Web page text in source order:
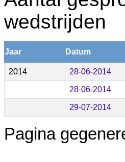
wedstrijden
Jaar Datum
2014 28-06-2014
28-06-2014
29-07-2014
Pagina